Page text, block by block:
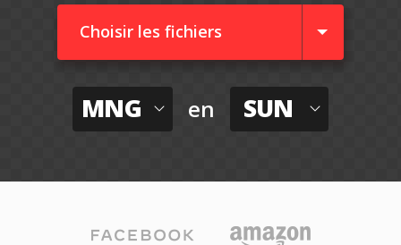
Choisir les fichiers
MNG en SUN